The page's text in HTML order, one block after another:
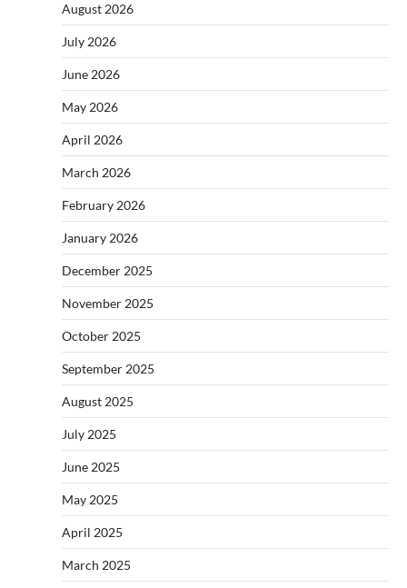
August 2026
July 2026
June 2026
May 2026
April 2026
March 2026
February 2026
January 2026
December 2025
November 2025
October 2025
September 2025
August 2025
July 2025
June 2025
May 2025
April 2025
March 2025